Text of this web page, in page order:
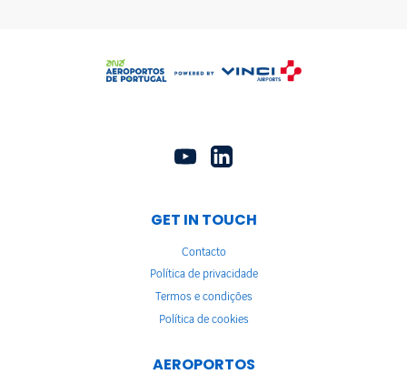
GET IN TOUCH
Contacto
Política de privacidade
Termos e condições
Política de cookies
AEROPORTOS